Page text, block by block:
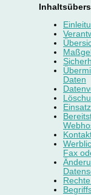
Daten
Fax